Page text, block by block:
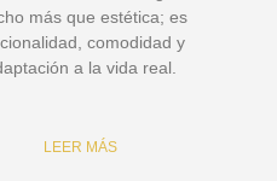
más que estética; es
comodidad y
a la vida real.
LEER MÁS